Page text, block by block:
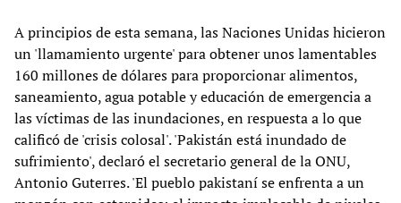
A principios de esta semana, las Naciones Unidas hicieron
un 'llamamiento urgente' para obtener unos lamentables
160 millones de dólares para proporcionar alimentos,
saneamiento, agua potable y educación de emergencia a
las víctimas de las inundaciones, en respuesta a lo que
calificó de 'crisis colosal'. 'Pakistán está inundado de
sufrimiento', declaró el secretario general de la ONU,
Antonio Guterres. 'El pueblo pakistaní se enfrenta a un